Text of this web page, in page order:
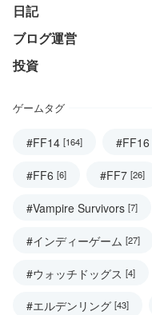
日記
ブログ運営
投資
ゲームタグ
#FF14 [164] #FF16
#FF6 [6] #FF7 [26]
#Vampire Survivors [7]
#インディーゲーム [27]
#ウォッチドッグス [4]
#エルデンリング [43]